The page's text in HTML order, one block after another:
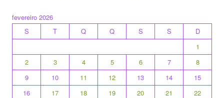
fevereiro 2026
S
T Q Q S S
D
1
2
3 4 5 6 7
8
9
10 11 12 13 14
15
16
17 18 19 20 21
22